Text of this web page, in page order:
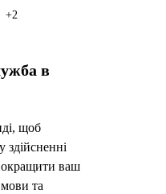
в
щоб
ваш
мови та
+2